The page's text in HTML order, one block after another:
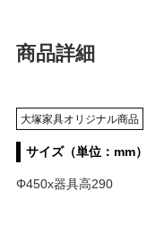
商品詳細
大塚家具オリジナル商品
サイズ（単位：mm）
Φ450x器具高290